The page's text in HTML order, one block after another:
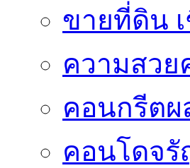
ขายที่ดิน
ความสวย
คอนกรีตผ
คอนโดจ